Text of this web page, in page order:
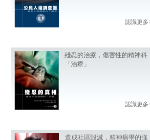
認識更多
殘忍的治療，傷害性的精神科
「治療」
認識更多
造成社區毀滅，精神病學的強